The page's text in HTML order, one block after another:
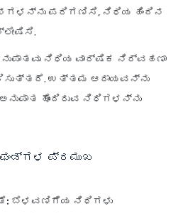
ಪರಿಗಣಿಸಿ, ನಿಧಿಯ ಹಿಂದಿನ
ನಿಧಿಯ ವಾರ್ಷಿಕ ನಿರ್ವಹಣಾ
ಉತ್ತಮ ಆದಾಯವನ್ನು
ಹೊಂದಿರುವ ನಿಧಿಗಳನ್ನು
ಪ್ರಮುಖ
ಬೆಳವಣಿಗೆಯ ನಿಧಿಗಳು